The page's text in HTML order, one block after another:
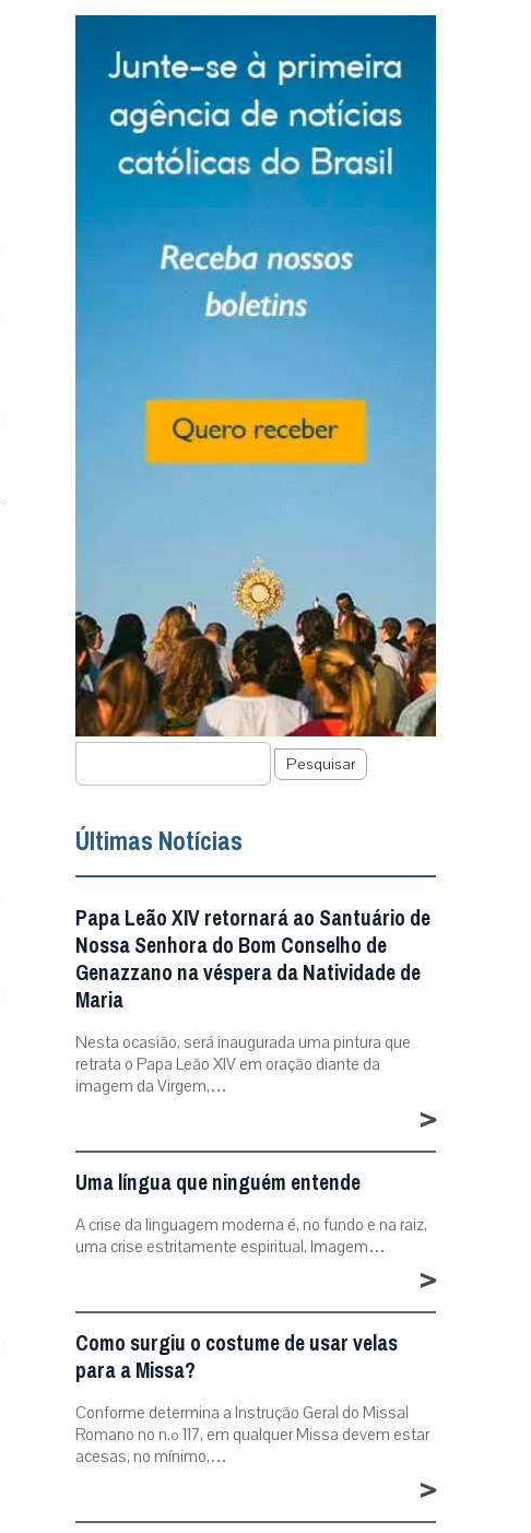
Pesquisar
Últimas Notícias
Papa Leão XIV retornará ao Santuário de
Nossa Senhora do Bom Conselho de
Genazzano na véspera da Natividade de
Maria
Nesta ocasião, será inaugurada uma pintura que
retrata o Papa Leão XIV em oração diante da
imagem da Virgem,…
>
Uma língua que ninguém entende
A crise da linguagem moderna é, no fundo e na raiz,
uma crise estritamente espiritual. Imagem…
>
Como surgiu o costume de usar velas
para a Missa?
Conforme determina a Instrução Geral do Missal
Romano no n.º 117, em qualquer Missa devem estar
acesas, no mínimo,…
>